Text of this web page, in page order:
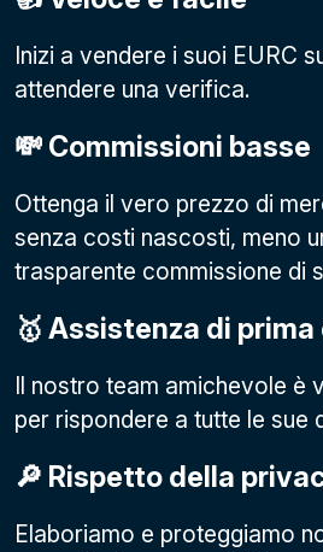
Inizi a vendere i suoi EURC
attendere una verifica.
💸 Commissioni basse
Ottenga il vero prezzo di
senza costi nascosti, meno
trasparente commissione di
🥇 Assistenza di
Il nostro team amichevole è
per rispondere a tutte le sue
🔎 Rispetto della
Elaboriamo e proteggiamo